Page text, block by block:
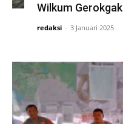
Wilkum Gerokgak
redaksi - 3 Januari 2025